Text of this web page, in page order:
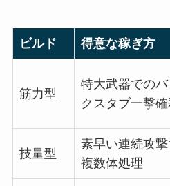
ビルド 得意な稼ぎ方
筋力型
特大武器でのバ
クスタブ一撃
技量型
素早い連続攻
複数体処理